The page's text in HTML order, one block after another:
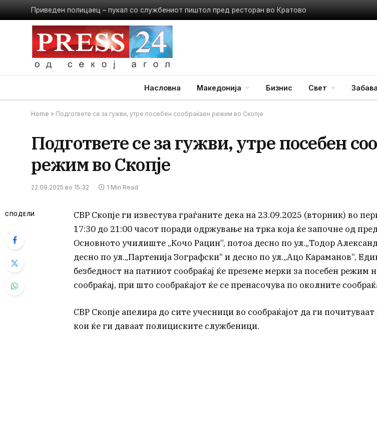
Приведен полицаец – пукал со службениот пиштол пред ресторан во Кратово
Насловна Македонија Бизнис Свет Забава
Home » Подгответе се за гужви, утре посебен сообраќаен режим во Скопје
Подгответе се за гужви, утре посебен
режим во Скопје
22.09.2025 во 15:32 1 Min Read
СПОДЕЛИ
СВР Скопје ги известува граѓаните дека на 23.09.2025 (вторник) во
17:30 до 21:00 часот поради одржување на трка која ќе започне од
Основното училиште „Кочо Рацин“, потоа десно по ул.„Тодор
десно по ул.„Партенија Зографски“ и десно по ул.„Ацо Караманов“,
безбедност на патниот сообраќај ќе преземе мерки за посебен режим
сообраќај, при што сообраќајот ќе се пренасочува по околните
СВР Скопје апелира до сите учесници во сообраќајот да ги
кои ќе ги даваат полициските службеници.